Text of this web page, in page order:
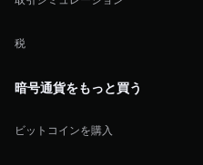
税
暗号通貨をもっと買う
ビットコインを購入